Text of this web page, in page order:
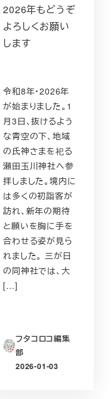
2026年もどうぞ
よろしくお願い
します
令和8年・2026年
が始まりました。1
月3日、抜けるよう
な青空の下、地域
の氏神さまを祀る
瀬田玉川神社へ参
拝しました。境内に
は多くの初詣客が
訪れ、新年の期待
と願いを胸に手を
合わせる姿が見ら
れました。 三が日
の同神社では、大
[…]
フタコロコ編集
部
投稿日
2026-01-03